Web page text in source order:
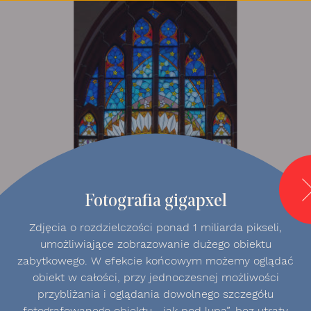
- Gigapixel
Fotografia gigapxel
Zdjęcia o rozdzielczości ponad 1 miliarda pikseli,
umożliwiające zobrazowanie dużego obiektu
zabytkowego. W efekcie końcowym możemy oglądać
obiekt w całości, przy jednoczesnej możliwości
przybliżania i oglądania dowolnego szczegółu